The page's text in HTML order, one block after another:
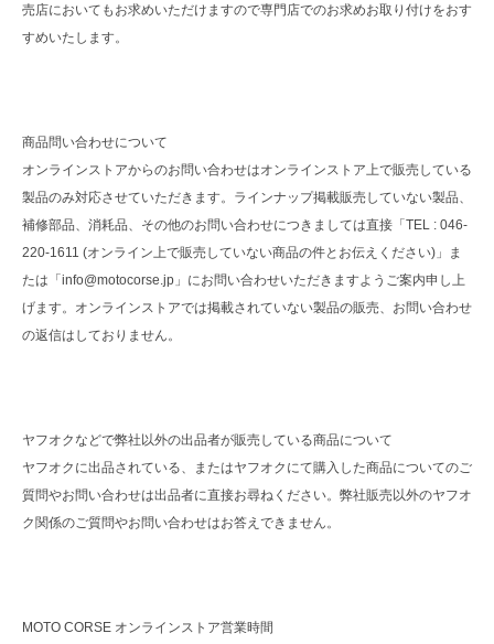
売店においてもお求めいただけますので専門店でのお求めお取り付けをおす
すめいたします。
商品問い合わせについて
オンラインストアからのお問い合わせはオンラインストア上で販売している
製品のみ対応させていただきます。ラインナップ掲載販売していない製品、
補修部品、消耗品、その他のお問い合わせにつきましては直接「TEL : 046-
220-1611 (オンライン上で販売していない商品の件とお伝えください)」ま
たは「info@motocorse.jp」にお問い合わせいただきますようご案内申し上
げます。オンラインストアでは掲載されていない製品の販売、お問い合わせ
の返信はしておりません。
ヤフオクなどで弊社以外の出品者が販売している商品について
ヤフオクに出品されている、またはヤフオクにて購入した商品についてのご
質問やお問い合わせは出品者に直接お尋ねください。弊社販売以外のヤフオ
ク関係のご質問やお問い合わせはお答えできません。
MOTO CORSE オンラインストア営業時間